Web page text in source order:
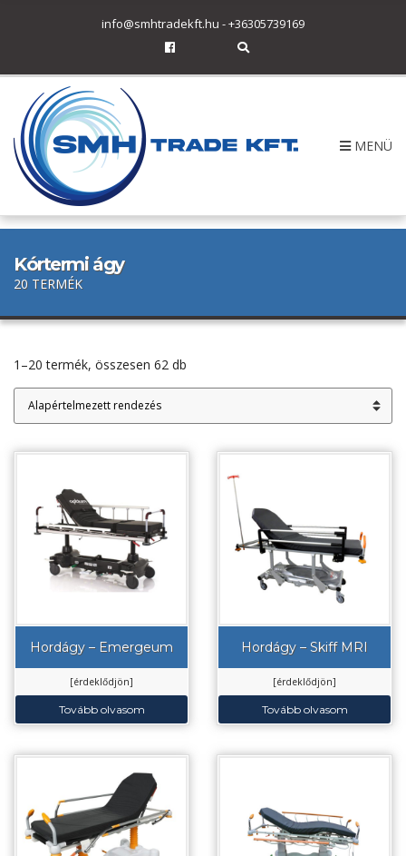
info@smhtradekft.hu -+36305739169
:
E
p
e
f
MENÜ
Kórtermi ágy
20 TERMÉK
1–20 termék, összesen 62 db
Hordágy – Emergeum
[érdeklődjön]
Tovább olvasom
Hordágy – Skiff MRI
[érdeklődjön]
Tovább olvasom